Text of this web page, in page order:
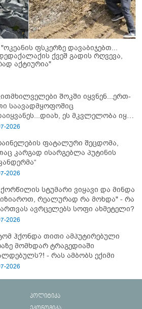
ფსკერზე დავაბიჯებთ...
ქვეშ გადის რღვევა,
აქტიურია"
შოკში იყვნენ...ერთ-
საავადმყოფოშიც
ეს მკვლელობა იყო"
დატრიალებული ტრაგედიის
2026
ფატალური შეცდომა,
კარგად ისარგებლა პუტინის
2026
სტუმარი ვიყავი და მინდა
რეალურად რა მოხდა" - რა
ავრცელებს სოფი ახმეტელი?
2026
ჰქონდა თითი ამპუტირებული
მომხდარ ტრაგედიაში
- რას ამბობს ექიმი
2026
პოლიტიკა